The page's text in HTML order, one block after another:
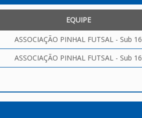
EQUIPE
ASSOCIAÇÃO PINHAL FUTSAL - Sub 16
ASSOCIAÇÃO PINHAL FUTSAL - Sub 16